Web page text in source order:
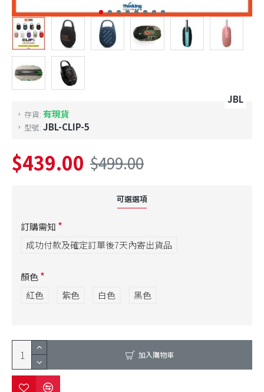
存貨: 有現貨
型號: JBL-CLIP-5
JBL
$439.00 $499.00
可選選項
訂購需知
成功付款及確定訂單後7天內寄出貨品
顏色
紅色
紫色 白色 黑色
加入購物車